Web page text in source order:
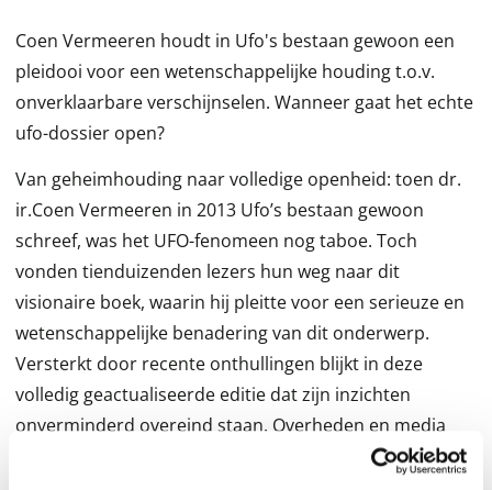
Coen Vermeeren houdt in Ufo's bestaan gewoon een
pleidooi voor een wetenschappelijke houding t.o.v.
onverklaarbare verschijnselen. Wanneer gaat het echte
ufo-dossier open?
Van geheimhouding naar volledige openheid: toen dr.
ir.Coen Vermeeren in 2013 Ufo’s bestaan gewoon
schreef, was het UFO-fenomeen nog taboe. Toch
vonden tienduizenden lezers hun weg naar dit
visionaire boek, waarin hij pleitte voor een serieuze en
wetenschappelijke benadering van dit onderwerp.
Versterkt door recente onthullingen blijkt in deze
volledig geactualiseerde editie dat zijn inzichten
onverminderd overeind staan. Overheden en media
erkennen nu dat UFO’s bestaan. Officiële video’s, zoals